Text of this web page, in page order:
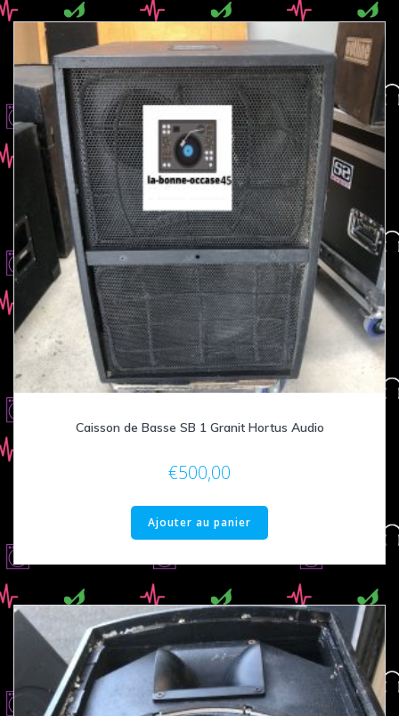
Caisson de Basse SB 1 Granit Hortus Audio
€500,00
Ajouter au panier